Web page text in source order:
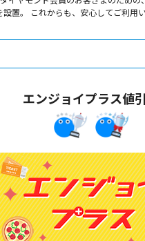
設置。
これからも、安心してご利用
エンジョイプラス値